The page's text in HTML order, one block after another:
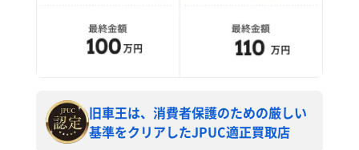
旧車王は、消費者保護のための厳しい
基準をクリアしたJPUC適正買取店